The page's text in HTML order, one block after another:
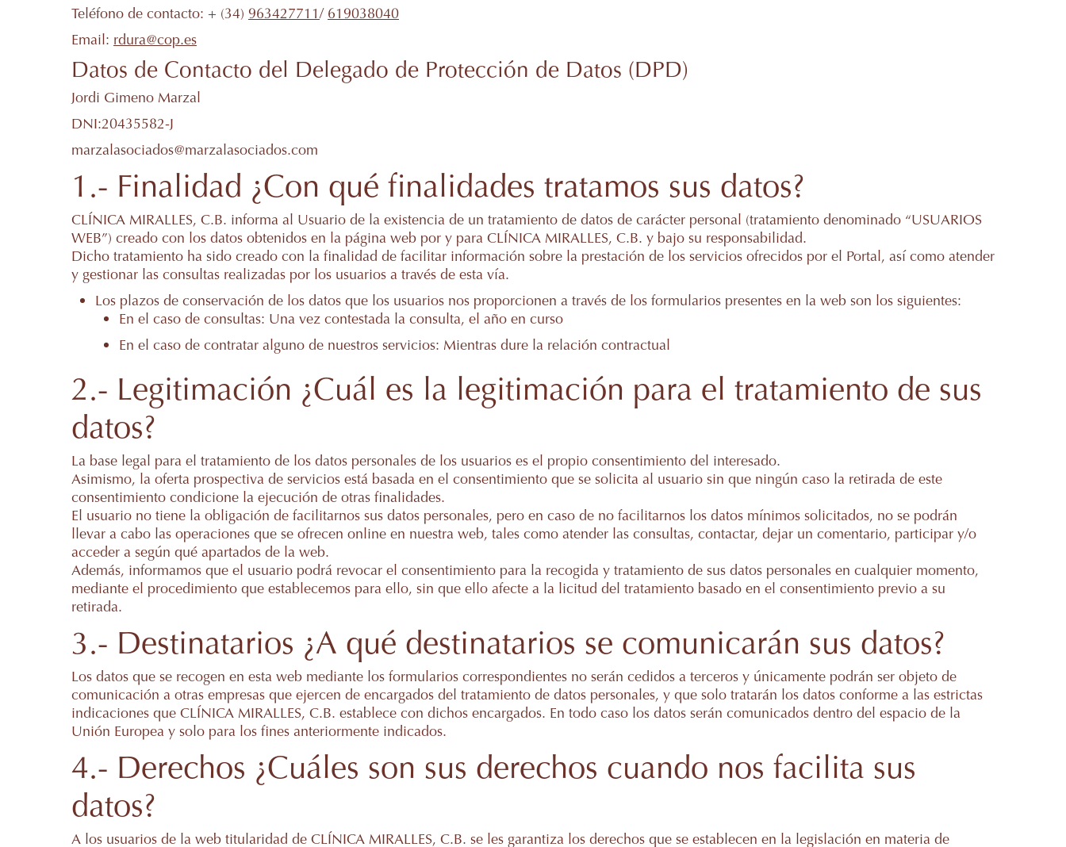
Teléfono de contacto: + (34) 963427711/ 619038040
Email: rdura@cop.es
Datos de Contacto del Delegado de Protección de Datos (DPD)
Jordi Gimeno Marzal
DNI:20435582-J
marzalasociados@marzalasociados.com
1.- Finalidad ¿Con qué finalidades tratamos sus datos?
CLÍNICA MIRALLES, C.B. informa al Usuario de la existencia de un tratamiento de datos de carácter personal (tratamiento denominado “USUARIOS
WEB”) creado con los datos obtenidos en la página web por y para CLÍNICA MIRALLES, C.B. y bajo su responsabilidad.
Dicho tratamiento ha sido creado con la finalidad de facilitar información sobre la prestación de los servicios ofrecidos por el Portal, así como atender
y gestionar las consultas realizadas por los usuarios a través de esta vía.
Los plazos de conservación de los datos que los usuarios nos proporcionen a través de los formularios presentes en la web son los siguientes:
En el caso de consultas: Una vez contestada la consulta, el año en curso
En el caso de contratar alguno de nuestros servicios: Mientras dure la relación contractual
2.- Legitimación ¿Cuál es la legitimación para el tratamiento de sus
datos?
La base legal para el tratamiento de los datos personales de los usuarios es el propio consentimiento del interesado.
Asimismo, la oferta prospectiva de servicios está basada en el consentimiento que se solicita al usuario sin que ningún caso la retirada de este
consentimiento condicione la ejecución de otras finalidades.
El usuario no tiene la obligación de facilitarnos sus datos personales, pero en caso de no facilitarnos los datos mínimos solicitados, no se podrán
llevar a cabo las operaciones que se ofrecen online en nuestra web, tales como atender las consultas, contactar, dejar un comentario, participar y/o
acceder a según qué apartados de la web.
Además, informamos que el usuario podrá revocar el consentimiento para la recogida y tratamiento de sus datos personales en cualquier momento,
mediante el procedimiento que establecemos para ello, sin que ello afecte a la licitud del tratamiento basado en el consentimiento previo a su
retirada.
3.- Destinatarios ¿A qué destinatarios se comunicarán sus datos?
Los datos que se recogen en esta web mediante los formularios correspondientes no serán cedidos a terceros y únicamente podrán ser objeto de
comunicación a otras empresas que ejercen de encargados del tratamiento de datos personales, y que solo tratarán los datos conforme a las estrictas
indicaciones que CLÍNICA MIRALLES, C.B. establece con dichos encargados. En todo caso los datos serán comunicados dentro del espacio de la
Unión Europea y solo para los fines anteriormente indicados.
4.- Derechos ¿Cuáles son sus derechos cuando nos facilita sus
datos?
A los usuarios de la web titularidad de CLÍNICA MIRALLES, C.B. se les garantiza los derechos que se establecen en la legislación en materia de